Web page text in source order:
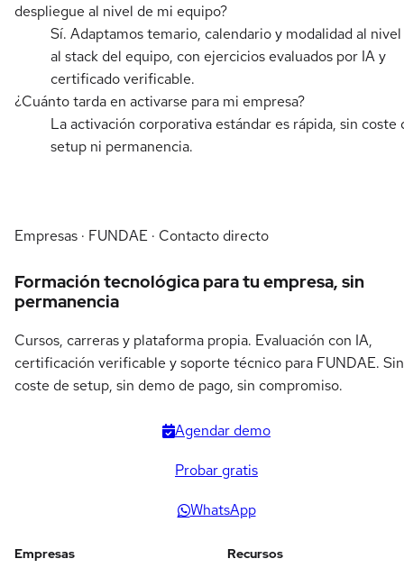
despliegue al nivel de mi equipo?
Sí. Adaptamos temario, calendario y modalidad al
al stack del equipo, con ejercicios evaluados por IA y
certificado verificable.
¿Cuánto tarda en activarse para mi empresa?
La activación corporativa estándar es rápida, sin coste
setup ni permanencia.
Empresas · FUNDAE · Contacto directo
Formación tecnológica para tu empresa, sin
permanencia
Cursos, carreras y plataforma propia. Evaluación con IA,
certificación verificable y soporte técnico para FUNDAE. Sin
coste de setup, sin demo de pago, sin compromiso.
Agendar demo
Probar gratis
WhatsApp
Empresas Recursos